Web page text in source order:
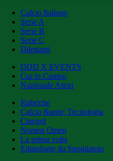
Calcio Italiano
Serie A
Serie B
Serie C
Dilettanti
DDD X EVENTS
Cur in Campo
Nazionale Attori
Rubriche
Calcio &amp; Tecnologia
Cinegol
Nomen Omen
La prima volta
Etimologie da Spogliatoio